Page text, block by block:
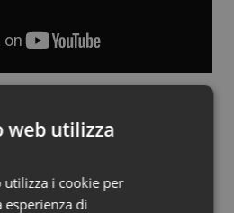
web utilizza
utilizza i cookie per
di